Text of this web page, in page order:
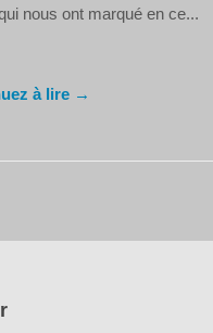
nous ont marqué en ce...
à lire →